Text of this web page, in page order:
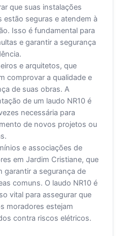
que suas instalações
estão seguras e atendem à
Isso é fundamental para
e garantir a segurança
e arquitetos, que
comprovar a qualidade e
de suas obras. A
de um laudo NR10 é
necessária para
de novos projetos ou
e associações de
em Jardim Cristiane, que
garantir a segurança de
comuns. O laudo NR10 é
vital para assegurar que
moradores estejam
contra riscos elétricos.